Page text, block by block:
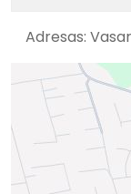
Adresas: